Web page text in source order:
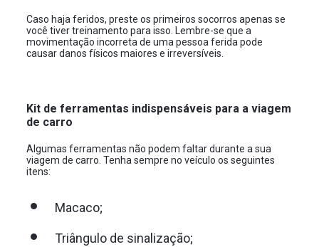
Caso haja feridos, preste os primeiros socorros apenas se
você tiver treinamento para isso. Lembre-se que a
movimentação incorreta de uma pessoa ferida pode
causar danos físicos maiores e irreversíveis.
Kit de ferramentas indispensáveis para a viagem
de carro
Algumas ferramentas não podem faltar durante a sua
viagem de carro. Tenha sempre no veículo os seguintes
itens:
Macaco;
Triângulo de sinalização;